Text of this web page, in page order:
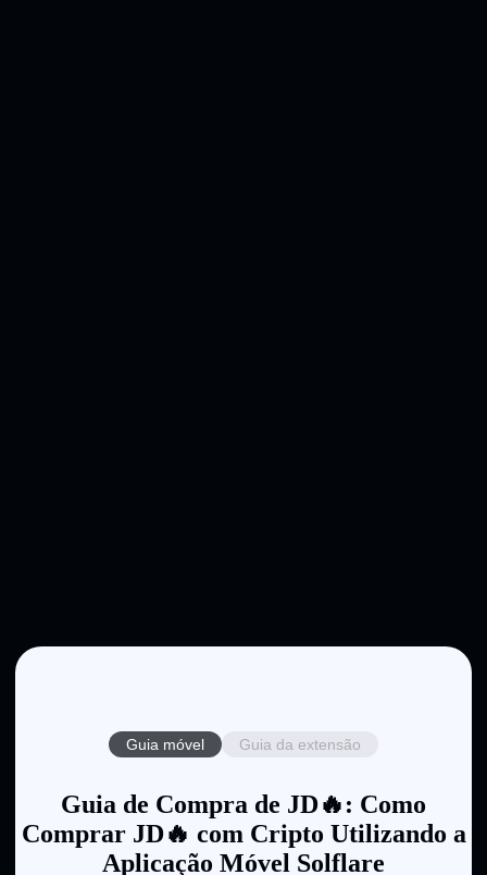
Guia móvel Guia da extensão
Guia de Compra de JD🔥: Como
Comprar JD🔥 com Cripto Utilizando a
Aplicação Móvel Solflare